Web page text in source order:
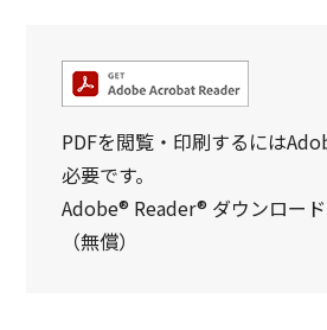
PDFを閲覧・印刷するには
必要です。
Adobe® Reader® ダウンロー
（無償）